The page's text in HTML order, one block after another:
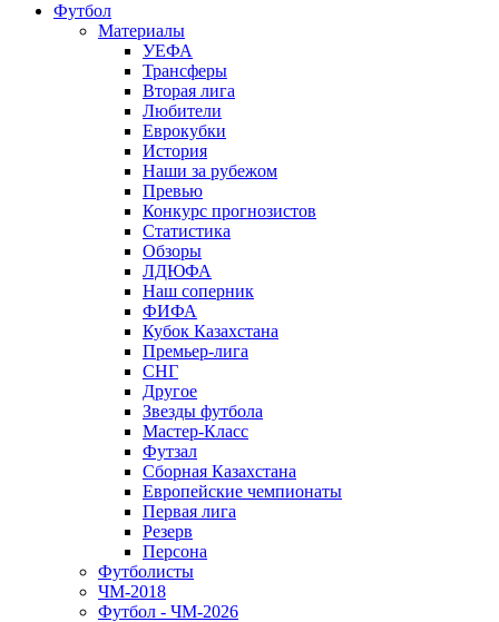
Футбол
Материалы
УЕФА
Трансферы
Вторая лига
Любители
Еврокубки
История
Наши за рубежом
Превью
Конкурс прогнозистов
Статистика
Обзоры
ЛДЮФА
Наш соперник
ФИФА
Кубок Казахстана
Премьер-лига
СНГ
Другое
Звезды футбола
Мастер-Класс
Футзал
Сборная Казахстана
Европейские чемпионаты
Первая лига
Резерв
Персона
Футболисты
ЧМ-2018
Футбол - ЧМ-2026